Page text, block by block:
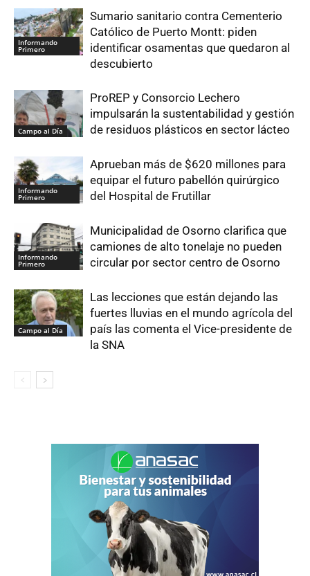
Informando
Primero
Sumario sanitario contra Cementerio
Católico de Puerto Montt: piden
identificar osamentas que quedaron al
descubierto
Campo al Día
ProREP y Consorcio Lechero
impulsarán la sustentabilidad y gestión
de residuos plásticos en sector lácteo
Informando
Primero
Aprueban más de $620 millones para
equipar el futuro pabellón quirúrgico
del Hospital de Frutillar
Informando
Primero
Municipalidad de Osorno clarifica que
camiones de alto tonelaje no pueden
circular por sector centro de Osorno
Campo al Día
Las lecciones que están dejando las
fuertes lluvias en el mundo agrícola del
país las comenta el Vice-presidente de
la SNA